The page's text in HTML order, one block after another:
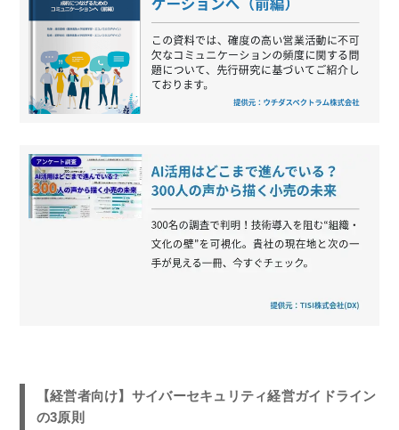
【経営者向け】サイバーセキュリティ経営ガイドライン
の3原則